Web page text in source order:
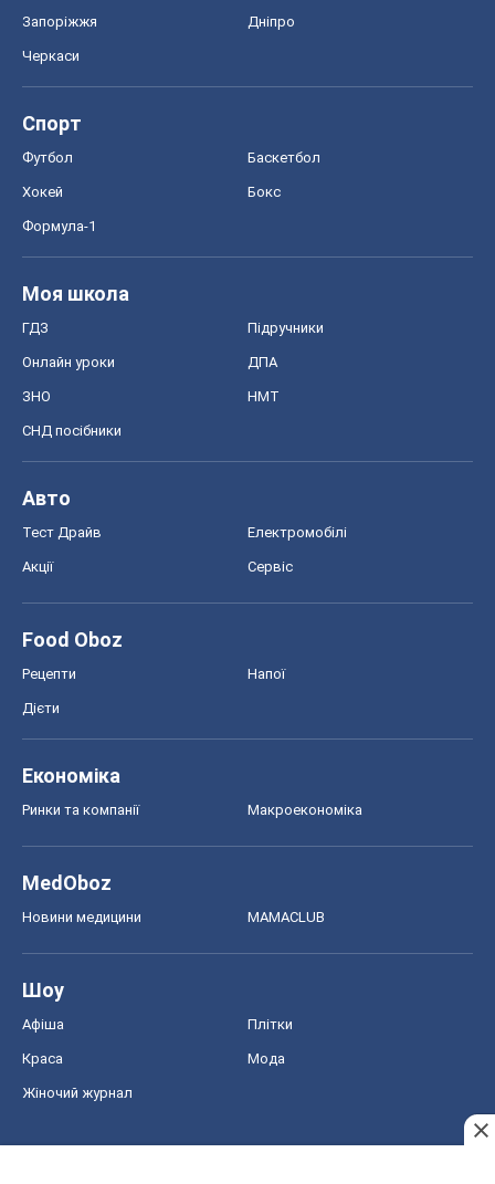
Запоріжжя Дніпро
Черкаси
Спорт
Футбол Баскетбол
Хокей Бокс
Формула-1
Моя школа
ГДЗ Підручники
Онлайн уроки ДПА
ЗНО НМТ
СНД посібники
Авто
Тест Драйв Електромобілі
Акції Сервіс
Food Oboz
Рецепти Напої
Дієти
Економіка
Ринки та компанії Макроекономіка
MedOboz
Новини медицини MAMACLUB
Шоу
Афіша Плітки
Краса Мода
Жіночий журнал